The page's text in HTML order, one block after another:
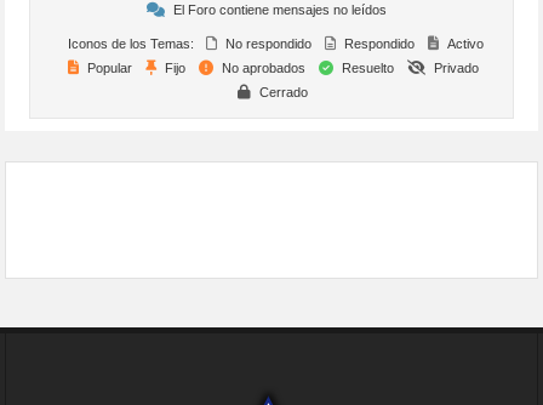
El Foro contiene mensajes no leídos
Iconos de los Temas: No respondido Respondido
Activo
Popular
Fijo No aprobados Resuelto
Privado
Cerrado